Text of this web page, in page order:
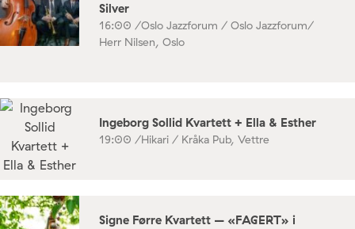
Silver
16:00 /Oslo Jazzforum / Oslo Jazzforum/
Herr Nilsen, Oslo
Ingeborg Sollid Kvartett + Ella & Esther
19:00 /Hikari / Kråka Pub, Vettre
Signe Førre Kvartett – «FAGERT» i